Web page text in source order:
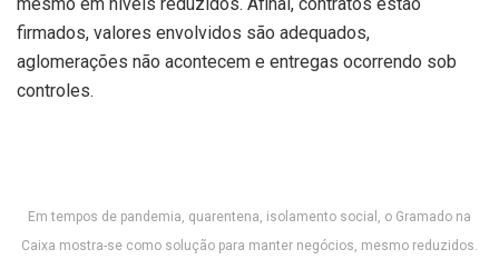
firmados, valores envolvidos são adequados,
aglomerações não acontecem e entregas ocorrendo sob
controles.
Em tempos de pandemia, quarentena, isolamento social, o Gramado na
Caixa mostra-se como solução para manter negócios, mesmo reduzidos.